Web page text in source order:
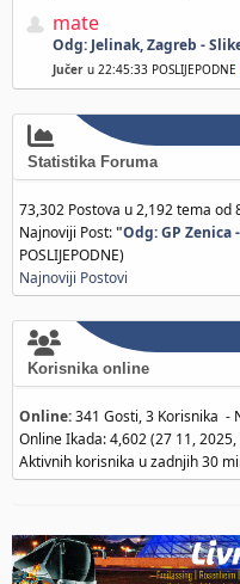
mate
Odg: Jelinak, Zagreb -
Jučer u 22:45:33 POSLIJEPODNE
Statistika Foruma
73,302 Postova u 2,192 tema od
Najnoviji Post:"Odg: GP Zenica
POSLIJEPODNE)
Najnoviji Postovi
Korisnika online
Online:341 Gosti, 3 Korisnika -
Online Ikada: 4,602 (27 11, 2025,
Aktivnih korisnika u zadnjih 30